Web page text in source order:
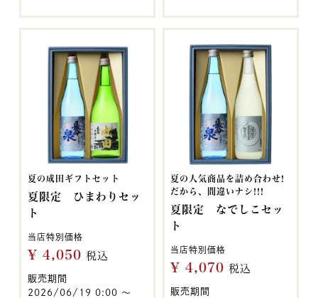
夏の成田ギフトセット
夏限定 ひまわりセッ
ト
当店特別価格
¥ 4,050 税込
販売期間
2026/06/19 0:00 〜
夏の人気商品を詰め合わせ!
だから、間違いナシ!!!
夏限定 なでしこセッ
ト
当店特別価格
¥ 4,070 税込
販売期間